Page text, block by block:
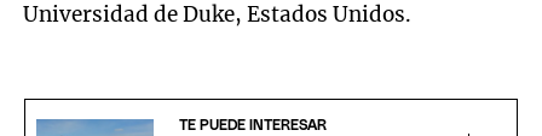
Universidad de Duke, Estados Unidos.
TE PUEDE INTERESAR